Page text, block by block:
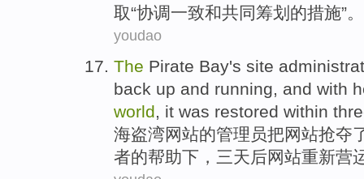
取“协调一致和共同筹划的措施”。
youdao
The Pirate Bay's site
back up and running, and with
world, it was restored within
海盗湾网站的管理员把网站抢夺
者的帮助下， 三天后网站重新营